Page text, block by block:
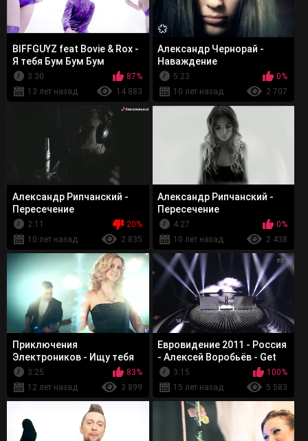
BIFFGUYZ feat Bovie & Rox -
Я тебя Бум Бум Бум
3:30
87%
13 лет назад
14 883
Александр Чернорай -
Наваждение
5:23
0%
10 лет назад
2 707
Александр Рипчанский -
Пересечение
2:11
20%
10 лет назад
2 835
Александр Рипчанский -
Пересечение
4:27
0%
10 лет назад
2 438
Приключения
Электроников - Ищу тебя
3:25
83%
12 лет назад
3 899
Евровидение 2011 - Россия
- Алексей Воробьёв - Get
You3:15
100%
15 лет назад
5 583